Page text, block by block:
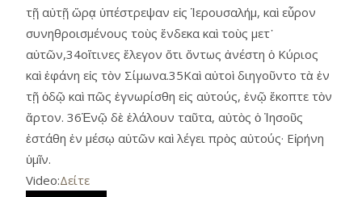
τῇ αὐτῇ ὥρᾳ ὑπέστρεψαν εἰς Ἱερουσαλήμ, καὶ εὗρον
συνηθροισμένους τοὺς ἕνδεκα καὶ τοὺς μετ᾿
αὐτῶν,34οἵτινες ἔλεγον ὅτι ὄντως ἀνέστη ὁ Κύριος
καὶ ἐφάνη εἰς τὸν Σίμωνα.35Καὶ αὐτοὶ διηγοῦντο τὰ ἐν
τῇ ὁδῷ καὶ πῶς ἐγνωρίσθη εἰς αὐτούς, ἐνῷ ἔκοπτε τὸν
ἄρτον. 36Ἐνῷ δὲ ἐλάλουν ταῦτα, αὐτὸς ὁ Ἰησοῦς
ἐστάθη ἐν μέσῳ αὐτῶν καὶ λέγει πρὸς αὐτούς· Εἰρήνη
ὑμῖν.
Video:Δείτε